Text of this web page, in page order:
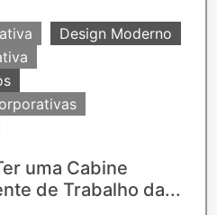
Design Moderno
uma Cabine
de Trabalho da...